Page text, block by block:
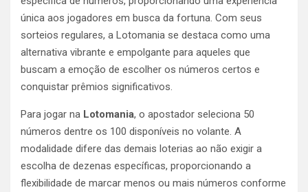
única aos jogadores em busca da fortuna. Com seus
sorteios regulares, a Lotomania se destaca como uma
alternativa vibrante e empolgante para aqueles que
buscam a emoção de escolher os números certos e
conquistar prêmios significativos.
Para jogar na Lotomania, o apostador seleciona 50
números dentre os 100 disponíveis no volante. A
modalidade difere das demais loterias ao não exigir a
escolha de dezenas específicas, proporcionando a
flexibilidade de marcar menos ou mais números conforme